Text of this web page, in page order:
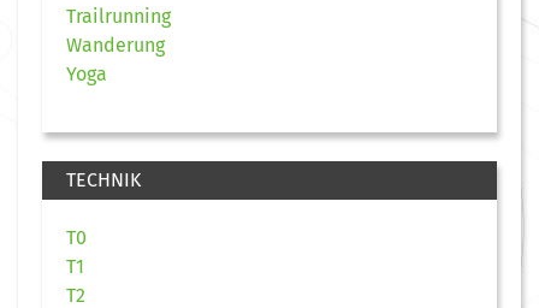
Trailrunning
Wanderung
Yoga
TECHNIK
T0
T1
T2